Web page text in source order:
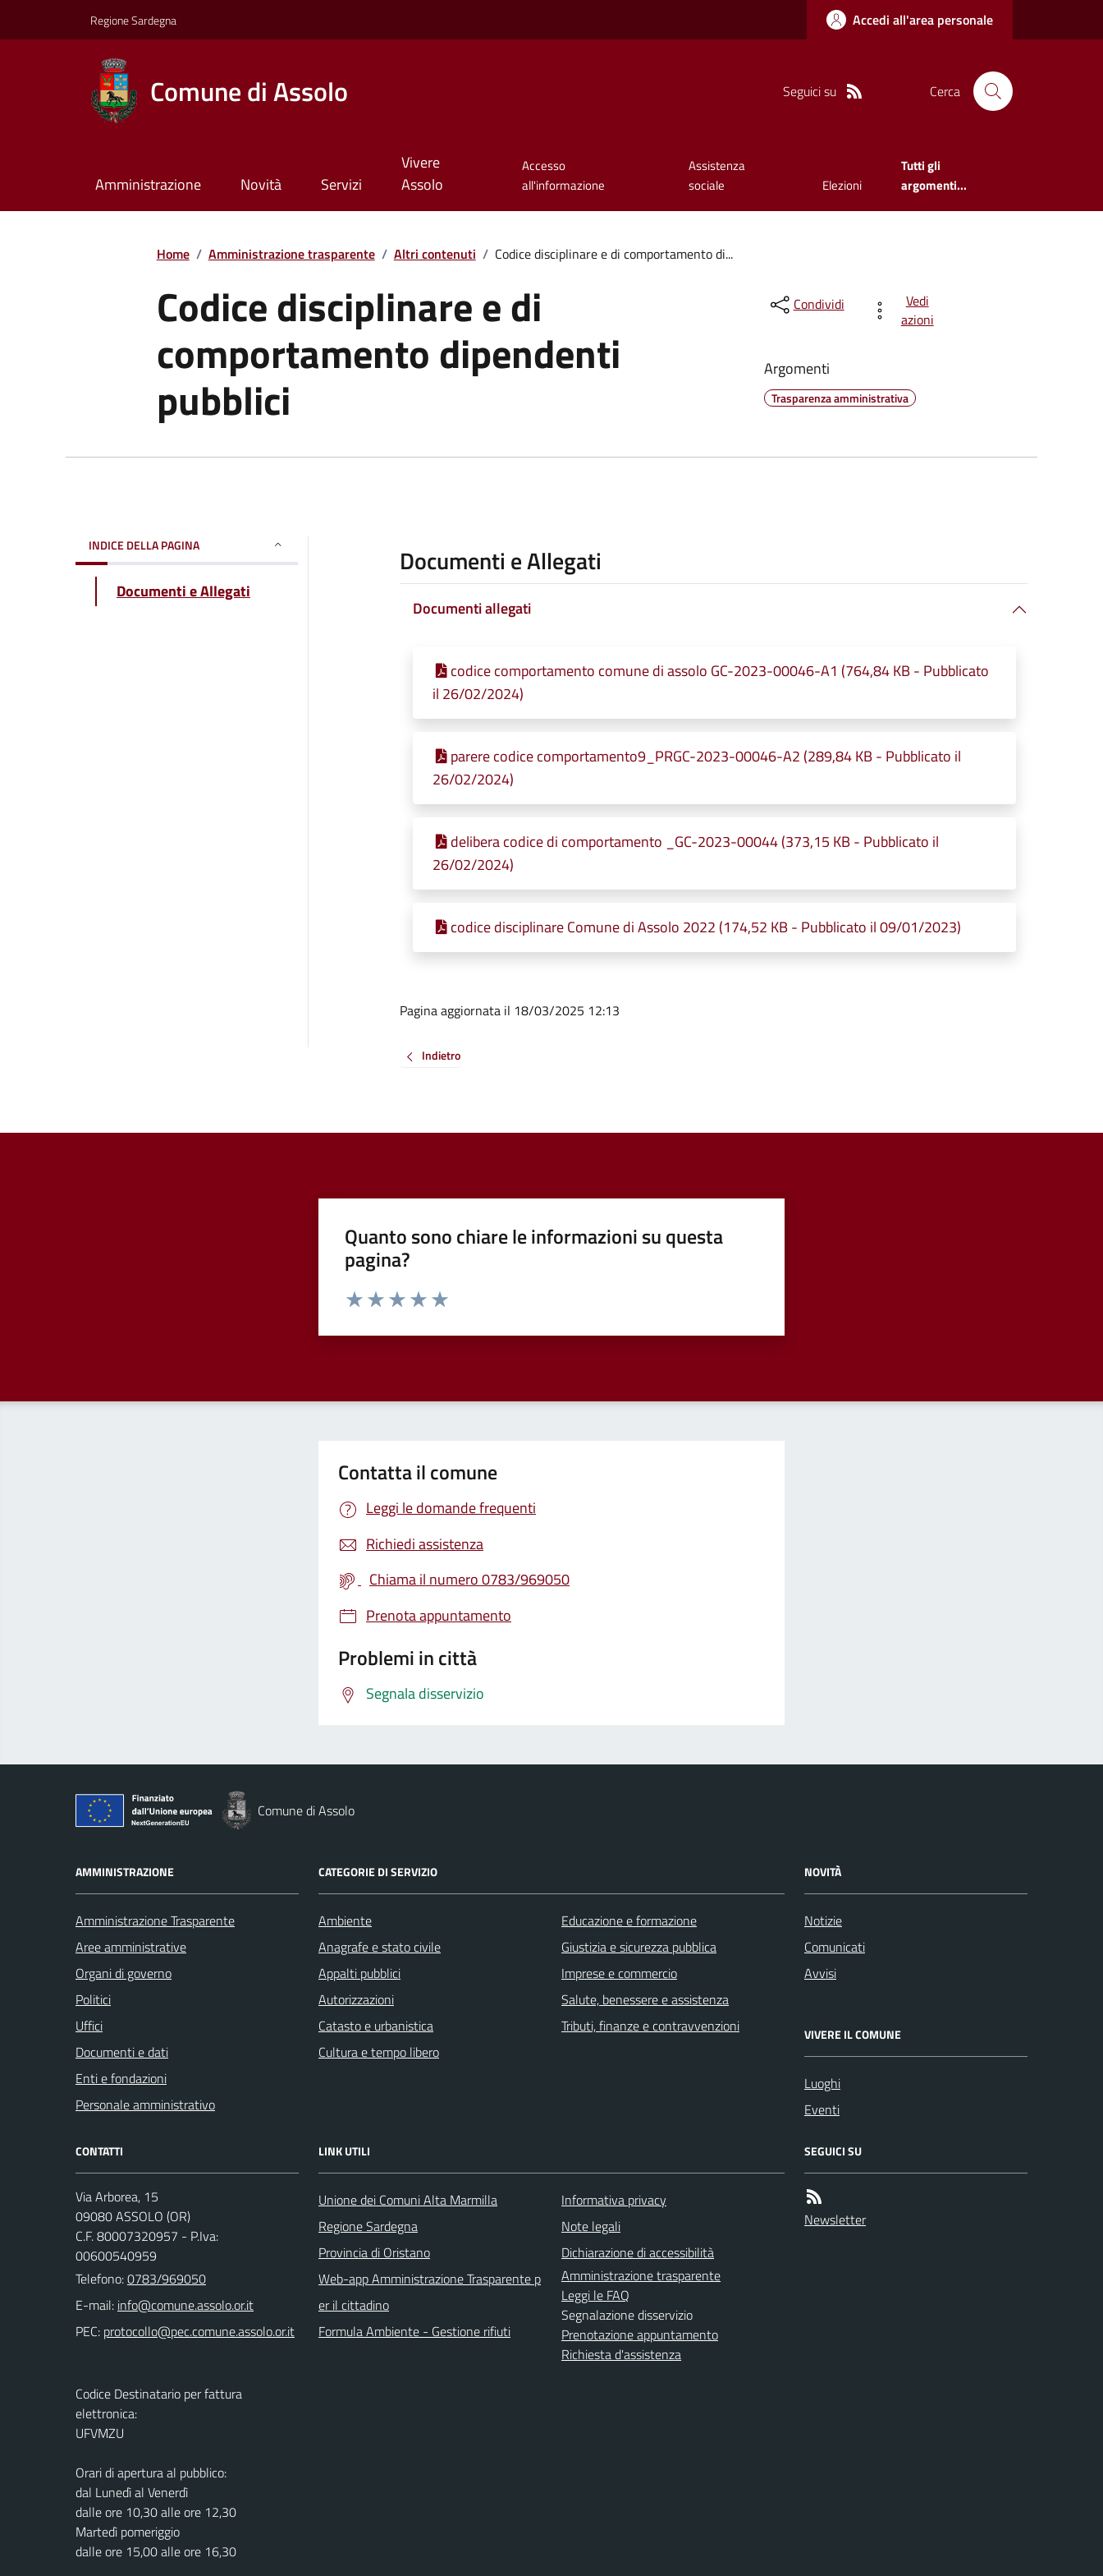
Regione Sardegna Accedi all'area personale
Comune di Assolo Seguici su Cerca
Amministrazione Novità Servizi
Vivere
Assolo
Accesso
all'informazione
Assistenza
sociale
Elezioni
Tutti gli
argomenti...
Home / Amministrazione trasparente / Altri contenuti / Codice disciplinare e di comportamento di...
Codice disciplinare e di
comportamento dipendenti
pubblici
Condividi
Vedi
azioni
Argomenti
Trasparenza amministrativa
INDICE DELLA PAGINA
Documenti e Allegati
Documenti e Allegati
Documenti allegati
codice comportamento comune di assolo GC-2023-00046-A1 (764,84 KB - Pubblicato
il 26/02/2024)
parere codice comportamento9_PRGC-2023-00046-A2 (289,84 KB - Pubblicato il
26/02/2024)
delibera codice di comportamento _GC-2023-00044 (373,15 KB - Pubblicato il
26/02/2024)
codice disciplinare Comune di Assolo 2022 (174,52 KB - Pubblicato il 09/01/2023)
Pagina aggiornata il 18/03/2025 12:13
Indietro
Quanto sono chiare le informazioni su questa
pagina?
Valuta da 1 a 5 stelle la pagina
Contatta il comune
Leggi le domande frequenti
Richiedi assistenza
Chiama il numero 0783/969050
Prenota appuntamento
Problemi in città
Segnala disservizio
Comune di Assolo
AMMINISTRAZIONE
Amministrazione Trasparente
Aree amministrative
Organi di governo
Politici
Uffici
Documenti e dati
Enti e fondazioni
Personale amministrativo
CATEGORIE DI SERVIZIO
Ambiente
Anagrafe e stato civile
Appalti pubblici
Autorizzazioni
Catasto e urbanistica
Cultura e tempo libero
Educazione e formazione
Giustizia e sicurezza pubblica
Imprese e commercio
Salute, benessere e assistenza
Tributi, finanze e contravvenzioni
NOVITÀ
Notizie
Comunicati
Avvisi
VIVERE IL COMUNE
Luoghi
Eventi
CONTATTI
Via Arborea, 15
09080 ASSOLO (OR)
C.F. 80007320957 - P.Iva:
00600540959
Telefono:0783/969050
E-mail:
PEC:
Codice Destinatario per fattura
elettronica:
UFVMZU
Orari di apertura al pubblico:
dal Lunedì al Venerdì
dalle ore 10,30 alle ore 12,30
Martedì pomeriggio
dalle ore 15,00 alle ore 16,30
LINK UTILI
Unione dei Comuni Alta Marmilla
Regione Sardegna
Provincia di Oristano
Web-app Amministrazione Trasparente p
er il cittadino
Formula Ambiente - Gestione rifiuti
Informativa privacy
Note legali
Dichiarazione di accessibilità
Amministrazione trasparente
Leggi le FAQ
Segnalazione disservizio
Prenotazione appuntamento
Richiesta d'assistenza
SEGUICI SU
Newsletter